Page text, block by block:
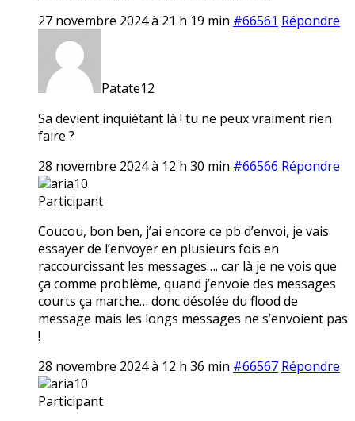
27 novembre 2024 à 21 h 19 min #66561 Répondre
Patate12
Sa devient inquiétant là ! tu ne peux vraiment rien
faire ?
28 novembre 2024 à 12 h 30 min #66566 Répondre
aria10
Participant
Coucou, bon ben, j’ai encore ce pb d’envoi, je vais
essayer de l’envoyer en plusieurs fois en
raccourcissant les messages…. car là je ne vois que
ça comme problème, quand j’envoie des messages
courts ça marche… donc désolée du flood de
message mais les longs messages ne s’envoient pas
!
28 novembre 2024 à 12 h 36 min #66567 Répondre
aria10
Participant